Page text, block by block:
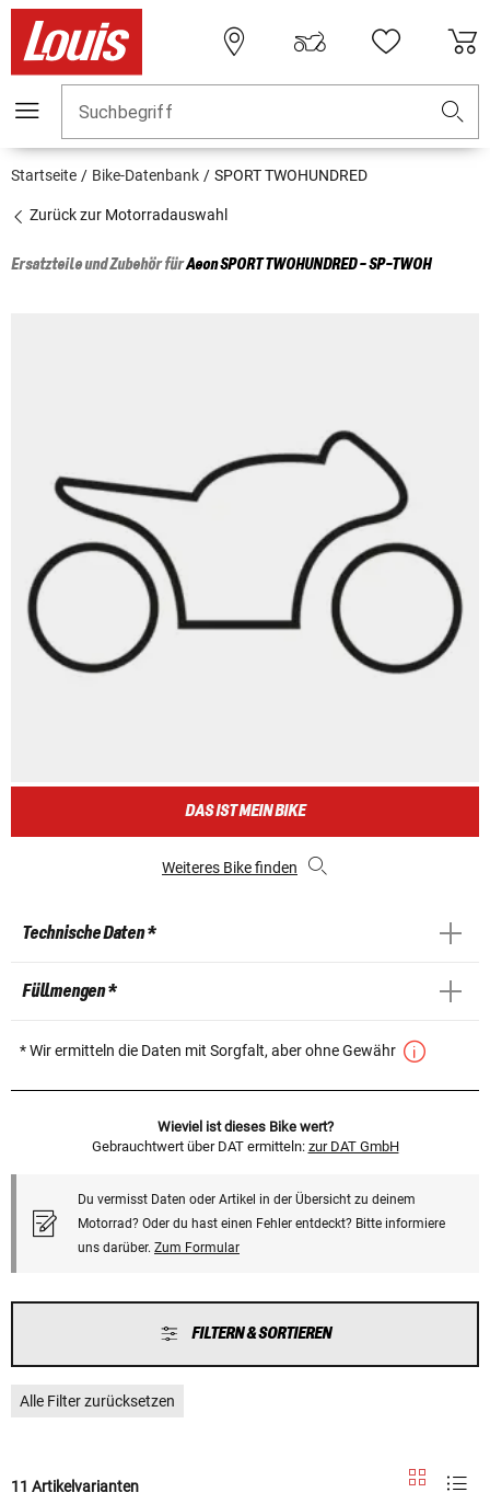
Suchbegriff
Startseite Bike-Datenbank SPORT TWOHUNDRED
Zurück zur Motorradauswahl
Ersatzteile und Zubehör fürAeonSPORT TWOHUNDRED - SP-TWOH
DAS IST MEIN BIKE
Weiteres Bike finden
Technische Daten *
Füllmengen *
* Wir ermitteln die Daten mit Sorgfalt, aber ohne Gewähr
Wieviel ist dieses Bike wert?
Gebrauchtwert über DAT ermitteln: zur DAT GmbH
Du vermisst Daten oder Artikel in der Übersicht zu deinem
Motorrad? Oder du hast einen Fehler entdeckt? Bitte informiere
uns darüber. Zum Formular
FILTERN & SORTIEREN
Alle Filter zurücksetzen
11 Artikelvarianten